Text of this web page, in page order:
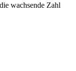
wachsende Zahl